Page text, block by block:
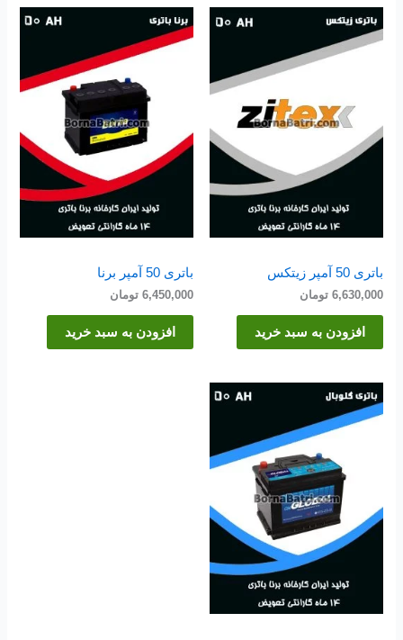
باتری 50 آمپر زیتکس
6,630,000 تومان
افزودن به سبد خرید
باتری 50 آمپر برنا
6,450,000 تومان
افزودن به سبد خرید